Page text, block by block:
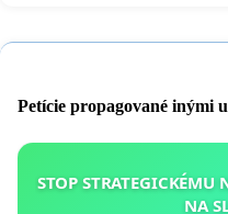
trvale bytom: Ul. Pokroku
(predseda Základnej
Petície propagované inými
STOP STRATEGICKÉMU
NA